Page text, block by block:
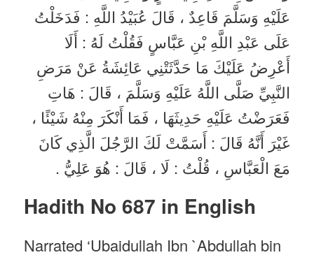
عَلَيْهِ وَسَلَّمَ قَاعِدٌ ، قَالَ عُبَيْدُ اللَّهِ : فَدَخَلْتُ
عَلَى عَبْدِ اللَّهِ بْنِ عَبَّاسٍ فَقُلْتُ لَهُ : أَلَا
أَعْرِضُ عَلَيْكَ مَا حَدَّثَتْنِي عَائِشَةُ عَنْ مَرَضِ
النَّبِيِّ صَلَّى اللَّهُ عَلَيْهِ وَسَلَّمَ ، قَالَ : هَاتِ
فَعَرَضْتُ عَلَيْهِ حَدِيثَهَا ، فَمَا أَنْكَرَ مِنْهُ شَيْئًا ،
غَيْرَ أَنَّهُ قَالَ : أَسَمَّتْ لَكَ الرَّجُلَ الَّذِي كَانَ
مَعَ الْعَبَّاسِ ، قُلْتُ : لَا ، قَالَ : هُوَ عَلِيُّ .
Hadith No 687 in English
Narrated ‘Ubaidullah Ibn `Abdullah bin